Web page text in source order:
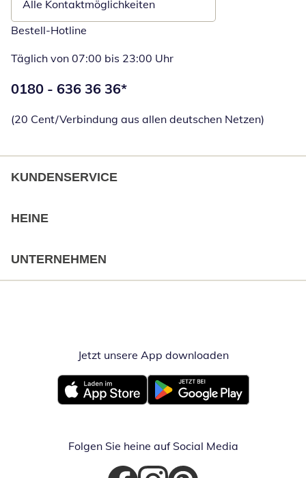
Alle Kontaktmöglichkeiten
Bestell-Hotline
Täglich von 07:00 bis 23:00 Uhr
Telefonnummer:
0180 - 636 36 36*
(20 Cent/Verbindung aus allen deutschen Netzen)
KUNDENSERVICE
HEINE
UNTERNEHMEN
Jetzt unsere App downloadenÖffnet in
Öffnet in neuem FensterÖffnet in neuem Fenster
Folgen Sie heine auf Social Media